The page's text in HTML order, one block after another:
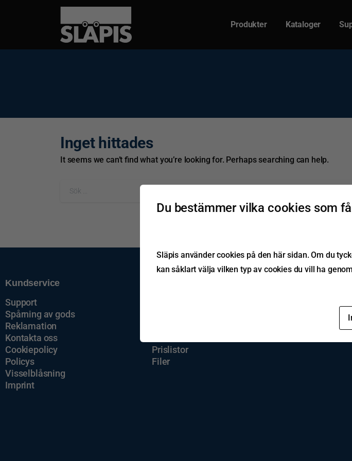
Produkter Kataloger
Inget hittades
It seems we can’t find what you’re looking for. Perhaps searching can help.
Kundservice
Support
Spårning av gods
Reklamation
Kontakta oss
Cookiepolicy
Policys
Visselblåsning
Imprint
Prislistor
Filer
Du bestämmer vilka cookies som
Släpis använder cookies på den här sidan. Om du
kan såklart välja vilken typ av cookies du vill ha